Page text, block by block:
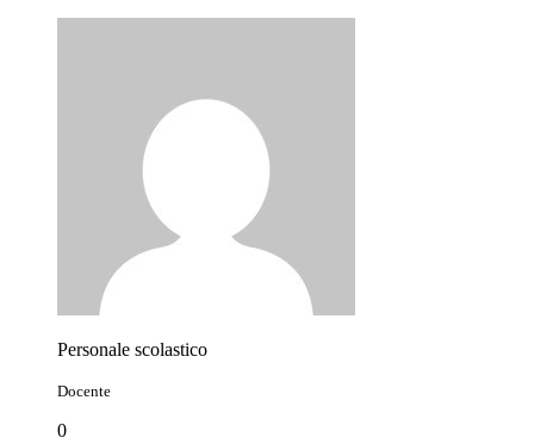
Personale scolastico
Docente
0